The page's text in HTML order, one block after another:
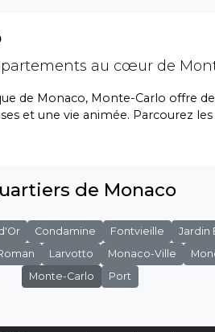
au cœur de
de Monaco, Monte-Carlo offre
et une vie animée. Parcourez
de Monaco
Condamine Fontvieille
Jardin
Larvotto Monaco-Ville
Monte-Carlo
Port